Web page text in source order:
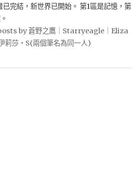
已完結，新世界已開始。 第1區是記憶，第
by 蒼野之鷹｜Starryeagle｜Eliza
莉莎・S(兩個筆名為同一人)